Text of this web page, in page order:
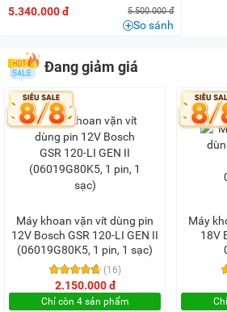
5.340.000 đ
5.500.000 đ
So sánh
Đang giảm giá
Máy khoan vặn vít dùng pin
12V Bosch GSR 120-LI GEN II
(06019G80K5, 1 pin, 1 sạc)
(16)
2.150.000 đ
Chỉ còn 4 sản phẩm
Máy
18V